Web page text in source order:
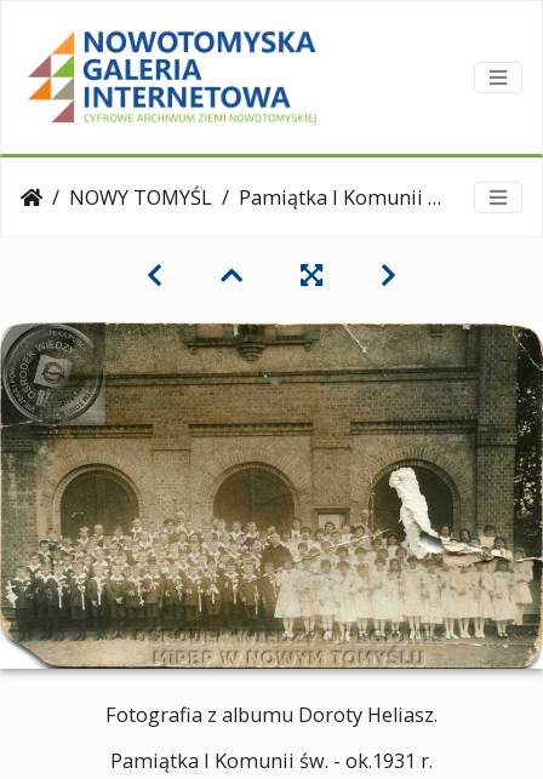
NOWY TOMYŚL Pamiątka I Komunii św. - ok.1931 r.
Fotografia z albumu Doroty Heliasz.
Pamiątka I Komunii św. - ok.1931 r.